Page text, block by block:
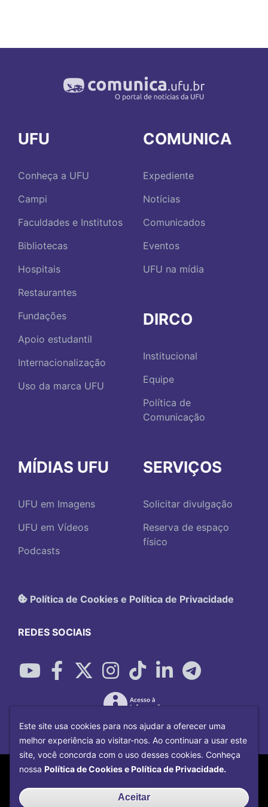
UFU
Conheça a UFU
Campi
Faculdades e Institutos
Bibliotecas
Hospitais
Restaurantes
Fundações
Apoio estudantil
Internacionalização
Uso da marca UFU
COMUNICA
Expediente
Notícias
Comunicados
Eventos
UFU na mídia
DIRCO
Institucional
Equipe
Política de
Comunicação
MÍDIAS UFU
UFU em Imagens
UFU em Vídeos
Podcasts
SERVIÇOS
Solicitar divulgação
Reserva de espaço
físico
Política de Cookies e Política de Privacidade
REDES SOCIAIS
Copyright©2026Universidade Federal
Centro de Tecnologia da
Este site usa cookies para nos ajudar a oferecer uma
melhor experiência ao visitar-nos. Ao continuar a usar este
site, você concorda com o uso desses cookies. Conheça
nossa Política de Cookies e Política de Privacidade.
Aceitar